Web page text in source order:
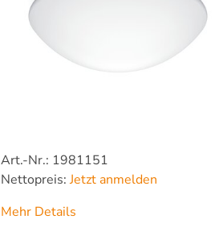
Art.-Nr.: 1981151
Nettopreis:Jetzt anmelden
Mehr Details